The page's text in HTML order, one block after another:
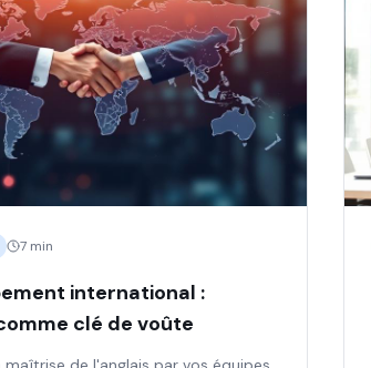
7 min
international :
clé de voûte